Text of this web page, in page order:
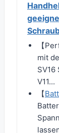
【
mit
SV16
V11...
【